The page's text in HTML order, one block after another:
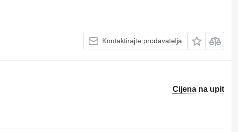
Kontaktirajte prodavatelja
Cijena na upit